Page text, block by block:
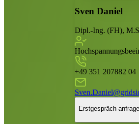
Sven Daniel
Dipl.-Ing. (FH),
+49 351 207882 04
Erstgespräch